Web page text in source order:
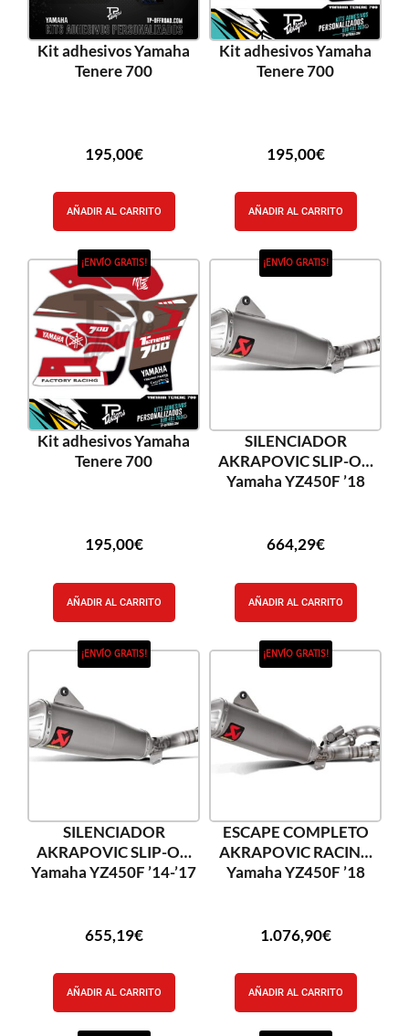
Kit adhesivos Yamaha
Tenere 700
195,00€
AÑADIR AL CARRITO
Kit adhesivos Yamaha
Tenere 700
195,00€
AÑADIR AL CARRITO
¡ENVÍO GRATIS!
Kit adhesivos Yamaha
Tenere 700
195,00€
AÑADIR AL CARRITO
¡ENVÍO GRATIS!
SILENCIADOR
AKRAPOVIC SLIP-ON
Yamaha YZ450F ’18
664,29€
AÑADIR AL CARRITO
¡ENVÍO GRATIS!
SILENCIADOR
AKRAPOVIC SLIP-ON
Yamaha YZ450F ’14-’17
655,19€
AÑADIR AL CARRITO
¡ENVÍO GRATIS!
ESCAPE COMPLETO
AKRAPOVIC RACING
Yamaha YZ450F ’18
1.076,90€
AÑADIR AL CARRITO